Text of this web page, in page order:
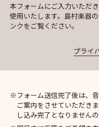
本フォームにご入力いただ
使用いたします。島村楽器
ンクをご覧ください。
プライ
フォーム送信完了後は、
ご案内をさせていただき
し込み完了となりません